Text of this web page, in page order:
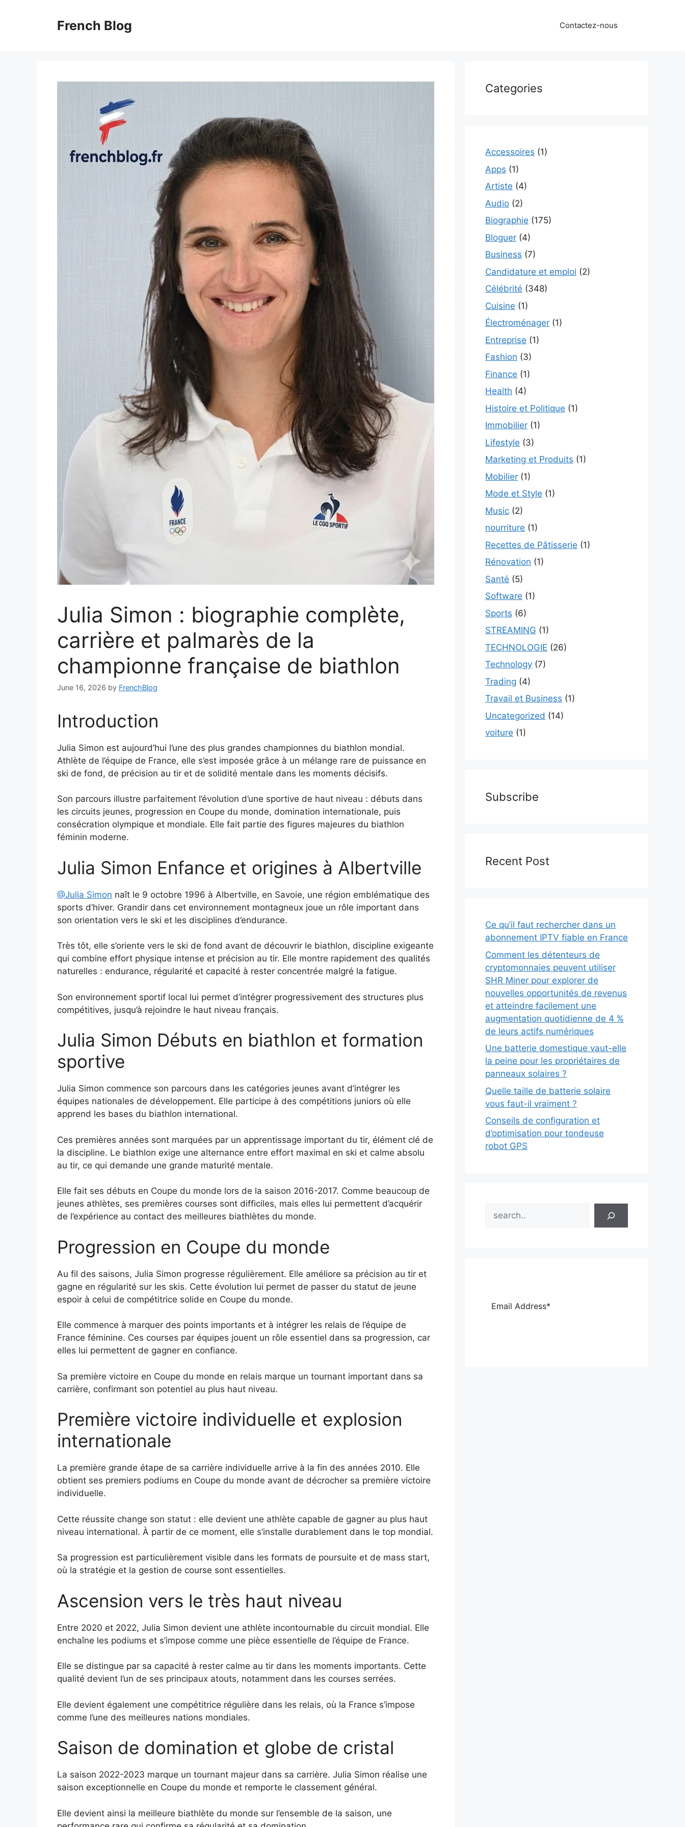
French Blog Contactez-nous
Julia Simon : biographie complète,
carrière et palmarès de la
championne française de biathlon
June 16, 2026 by FrenchBlog
Introduction
Julia Simon est aujourd’hui l’une des plus grandes championnes du biathlon mondial.
Athlète de l’équipe de France, elle s’est imposée grâce à un mélange rare de puissance en
ski de fond, de précision au tir et de solidité mentale dans les moments décisifs.
Son parcours illustre parfaitement l’évolution d’une sportive de haut niveau : débuts dans
les circuits jeunes, progression en Coupe du monde, domination internationale, puis
consécration olympique et mondiale. Elle fait partie des figures majeures du biathlon
féminin moderne.
Julia Simon Enfance et origines à Albertville
@Julia Simon naît le 9 octobre 1996 à Albertville, en Savoie, une région emblématique des
sports d’hiver. Grandir dans cet environnement montagneux joue un rôle important dans
son orientation vers le ski et les disciplines d’endurance.
Très tôt, elle s’oriente vers le ski de fond avant de découvrir le biathlon, discipline exigeante
qui combine effort physique intense et précision au tir. Elle montre rapidement des qualités
naturelles : endurance, régularité et capacité à rester concentrée malgré la fatigue.
Son environnement sportif local lui permet d’intégrer progressivement des structures plus
compétitives, jusqu’à rejoindre le haut niveau français.
Julia Simon Débuts en biathlon et formation
sportive
Julia Simon commence son parcours dans les catégories jeunes avant d’intégrer les
équipes nationales de développement. Elle participe à des compétitions juniors où elle
apprend les bases du biathlon international.
Ces premières années sont marquées par un apprentissage important du tir, élément clé de
la discipline. Le biathlon exige une alternance entre effort maximal en ski et calme absolu
au tir, ce qui demande une grande maturité mentale.
Elle fait ses débuts en Coupe du monde lors de la saison 2016-2017. Comme beaucoup de
jeunes athlètes, ses premières courses sont difficiles, mais elles lui permettent d’acquérir
de l’expérience au contact des meilleures biathlètes du monde.
Progression en Coupe du monde
Au fil des saisons, Julia Simon progresse régulièrement. Elle améliore sa précision au tir et
gagne en régularité sur les skis. Cette évolution lui permet de passer du statut de jeune
espoir à celui de compétitrice solide en Coupe du monde.
Elle commence à marquer des points importants et à intégrer les relais de l’équipe de
France féminine. Ces courses par équipes jouent un rôle essentiel dans sa progression, car
elles lui permettent de gagner en confiance.
Sa première victoire en Coupe du monde en relais marque un tournant important dans sa
carrière, confirmant son potentiel au plus haut niveau.
Première victoire individuelle et explosion
internationale
La première grande étape de sa carrière individuelle arrive à la fin des années 2010. Elle
obtient ses premiers podiums en Coupe du monde avant de décrocher sa première victoire
individuelle.
Cette réussite change son statut : elle devient une athlète capable de gagner au plus haut
niveau international. À partir de ce moment, elle s’installe durablement dans le top mondial.
Sa progression est particulièrement visible dans les formats de poursuite et de mass start,
où la stratégie et la gestion de course sont essentielles.
Ascension vers le très haut niveau
Entre 2020 et 2022, Julia Simon devient une athlète incontournable du circuit mondial. Elle
enchaîne les podiums et s’impose comme une pièce essentielle de l’équipe de France.
Elle se distingue par sa capacité à rester calme au tir dans les moments importants. Cette
qualité devient l’un de ses principaux atouts, notamment dans les courses serrées.
Elle devient également une compétitrice régulière dans les relais, où la France s’impose
comme l’une des meilleures nations mondiales.
Saison de domination et globe de cristal
La saison 2022-2023 marque un tournant majeur dans sa carrière. Julia Simon réalise une
saison exceptionnelle en Coupe du monde et remporte le classement général.
Elle devient ainsi la meilleure biathlète du monde sur l’ensemble de la saison, une
Categories
Accessoires (1)
Apps (1)
Artiste (4)
Audio (2)
Biographie (175)
Bloguer (4)
Business (7)
Candidature et emploi (2)
Célébrité (348)
Cuisine (1)
Électroménager (1)
Entreprise (1)
Fashion (3)
Finance (1)
Health (4)
Histoire et Politique (1)
Immobilier (1)
Lifestyle (3)
Marketing et Produits (1)
Mobilier (1)
Mode et Style (1)
Music (2)
nourriture (1)
Recettes de Pâtisserie (1)
Rénovation (1)
Santé (5)
Software (1)
Sports (6)
STREAMING (1)
TECHNOLOGIE (26)
Technology (7)
Trading (4)
Travail et Business (1)
Uncategorized (14)
voiture (1)
Subscribe
Recent Post
Ce qu’il faut rechercher dans un
abonnement IPTV fiable en France
Comment les détenteurs de
cryptomonnaies peuvent utiliser
SHR Miner pour explorer de
nouvelles opportunités de revenus
et atteindre facilement une
augmentation quotidienne de 4 %
de leurs actifs numériques
Une batterie domestique vaut-elle
la peine pour les propriétaires de
panneaux solaires ?
Quelle taille de batterie solaire
vous faut-il vraiment ?
Conseils de configuration et
d’optimisation pour tondeuse
robot GPS